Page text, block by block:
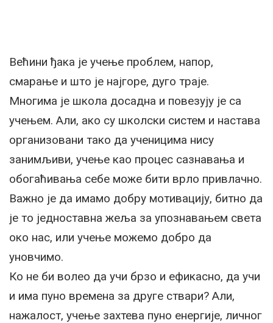
Већини ђака је учење проблем, напор,
смарање и што је најгоре, дуго траје.
Многима је школа досадна и повезују је са
учењем. Али, ако су школски систем и настава
организовани тако да ученицима нису
занимљиви, учење као процес сазнавања и
обогаћивања себе може бити врло привлачно.
Важно је да имамо добру мотивацију, битно да
је то једноставна жеља за упознавањем света
око нас, или учење можемо добро да
уновчимо.
Ко не би волео да учи брзо и ефикасно, да учи
и има пуно времена за друге ствари? Али,
нажалост, учење захтева пуно енергије, личног